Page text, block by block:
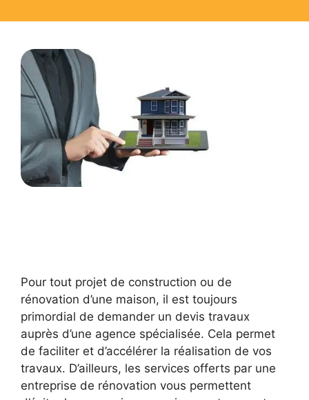
Pour tout projet de construction ou de
rénovation d’une maison, il est toujours
primordial de demander un devis travaux
auprès d’une agence spécialisée. Cela permet
de faciliter et d’accélérer la réalisation de vos
travaux. D’ailleurs, les services offerts par une
entreprise de rénovation vous permettent